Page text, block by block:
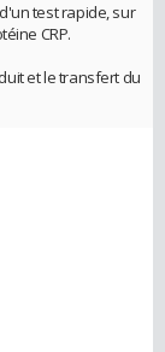
test rapide, sur
CRP.
et le transfert du